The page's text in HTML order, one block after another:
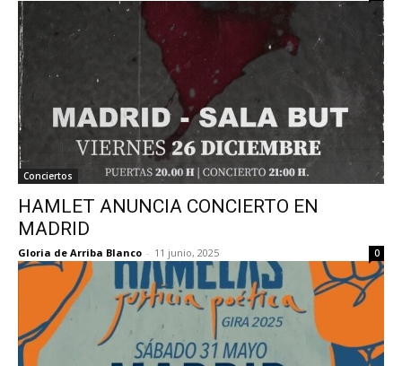
Conciertos
HAMLET ANUNCIA CONCIERTO EN
MADRID
Gloria de Arriba Blanco - 11 junio, 2025 0